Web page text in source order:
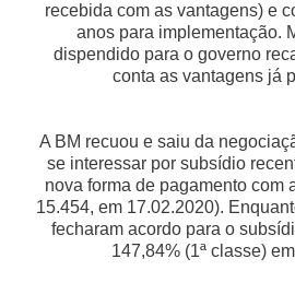
recebida com as vantagens) e
anos para implementação.
dispendido para o governo
conta as vantagens já
A BM recuou e saiu da
se interessar por subsídio
nova forma de pagamento com
15.454, em 17.02.2020).
fecharam acordo para o
147,84% (1ª classe)